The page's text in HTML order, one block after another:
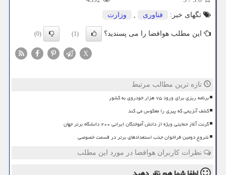
تگهای خبر:
فناوری , وزارت
این مطلب هوافضا را می پسندید؟ (1)
(0)
X
تازه ترین مطالب مرتبط
برنامه ریزی برای ورود ۷۵ هزار خودروی به کشور
کشف آنزیمی که پیری را معکوس می کند
گرنت آغاز حمایتی ویژه از دانش آموختگان ایرانی ۲۰۰ دانشگاه برتر جهان
شروع دومین فراخوان جذب استعدادهای برتر در قسمت خصوصی
نظرات کاربران هوافضا در مورد این مطلب